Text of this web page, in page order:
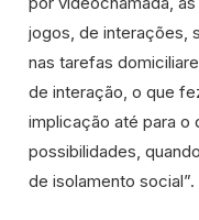
jogos, de interações,
nas tarefas
de interação, o que
implicação até para o
possibilidades,
de isolamento social”.